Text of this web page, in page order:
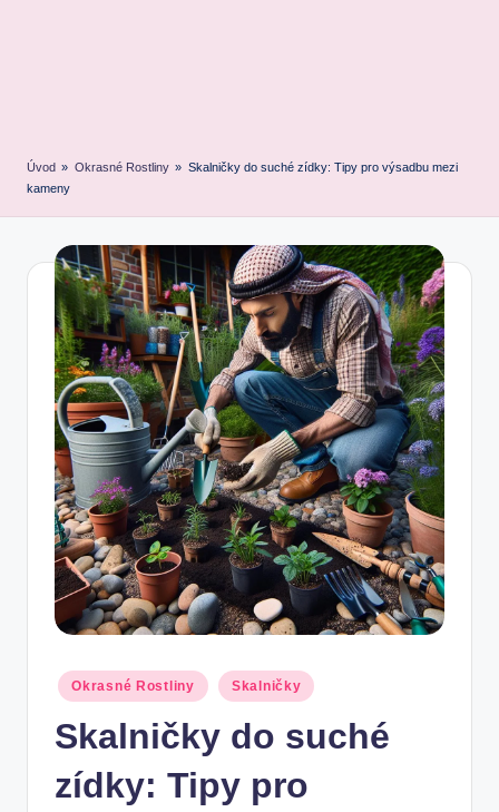
Úvod » Okrasné Rostliny » Skalničky do suché zídky: Tipy pro výsadbu mezi
kameny
Posted
in
Okrasné Rostliny Skalničky
Skalničky do suché
zídky: Tipy pro